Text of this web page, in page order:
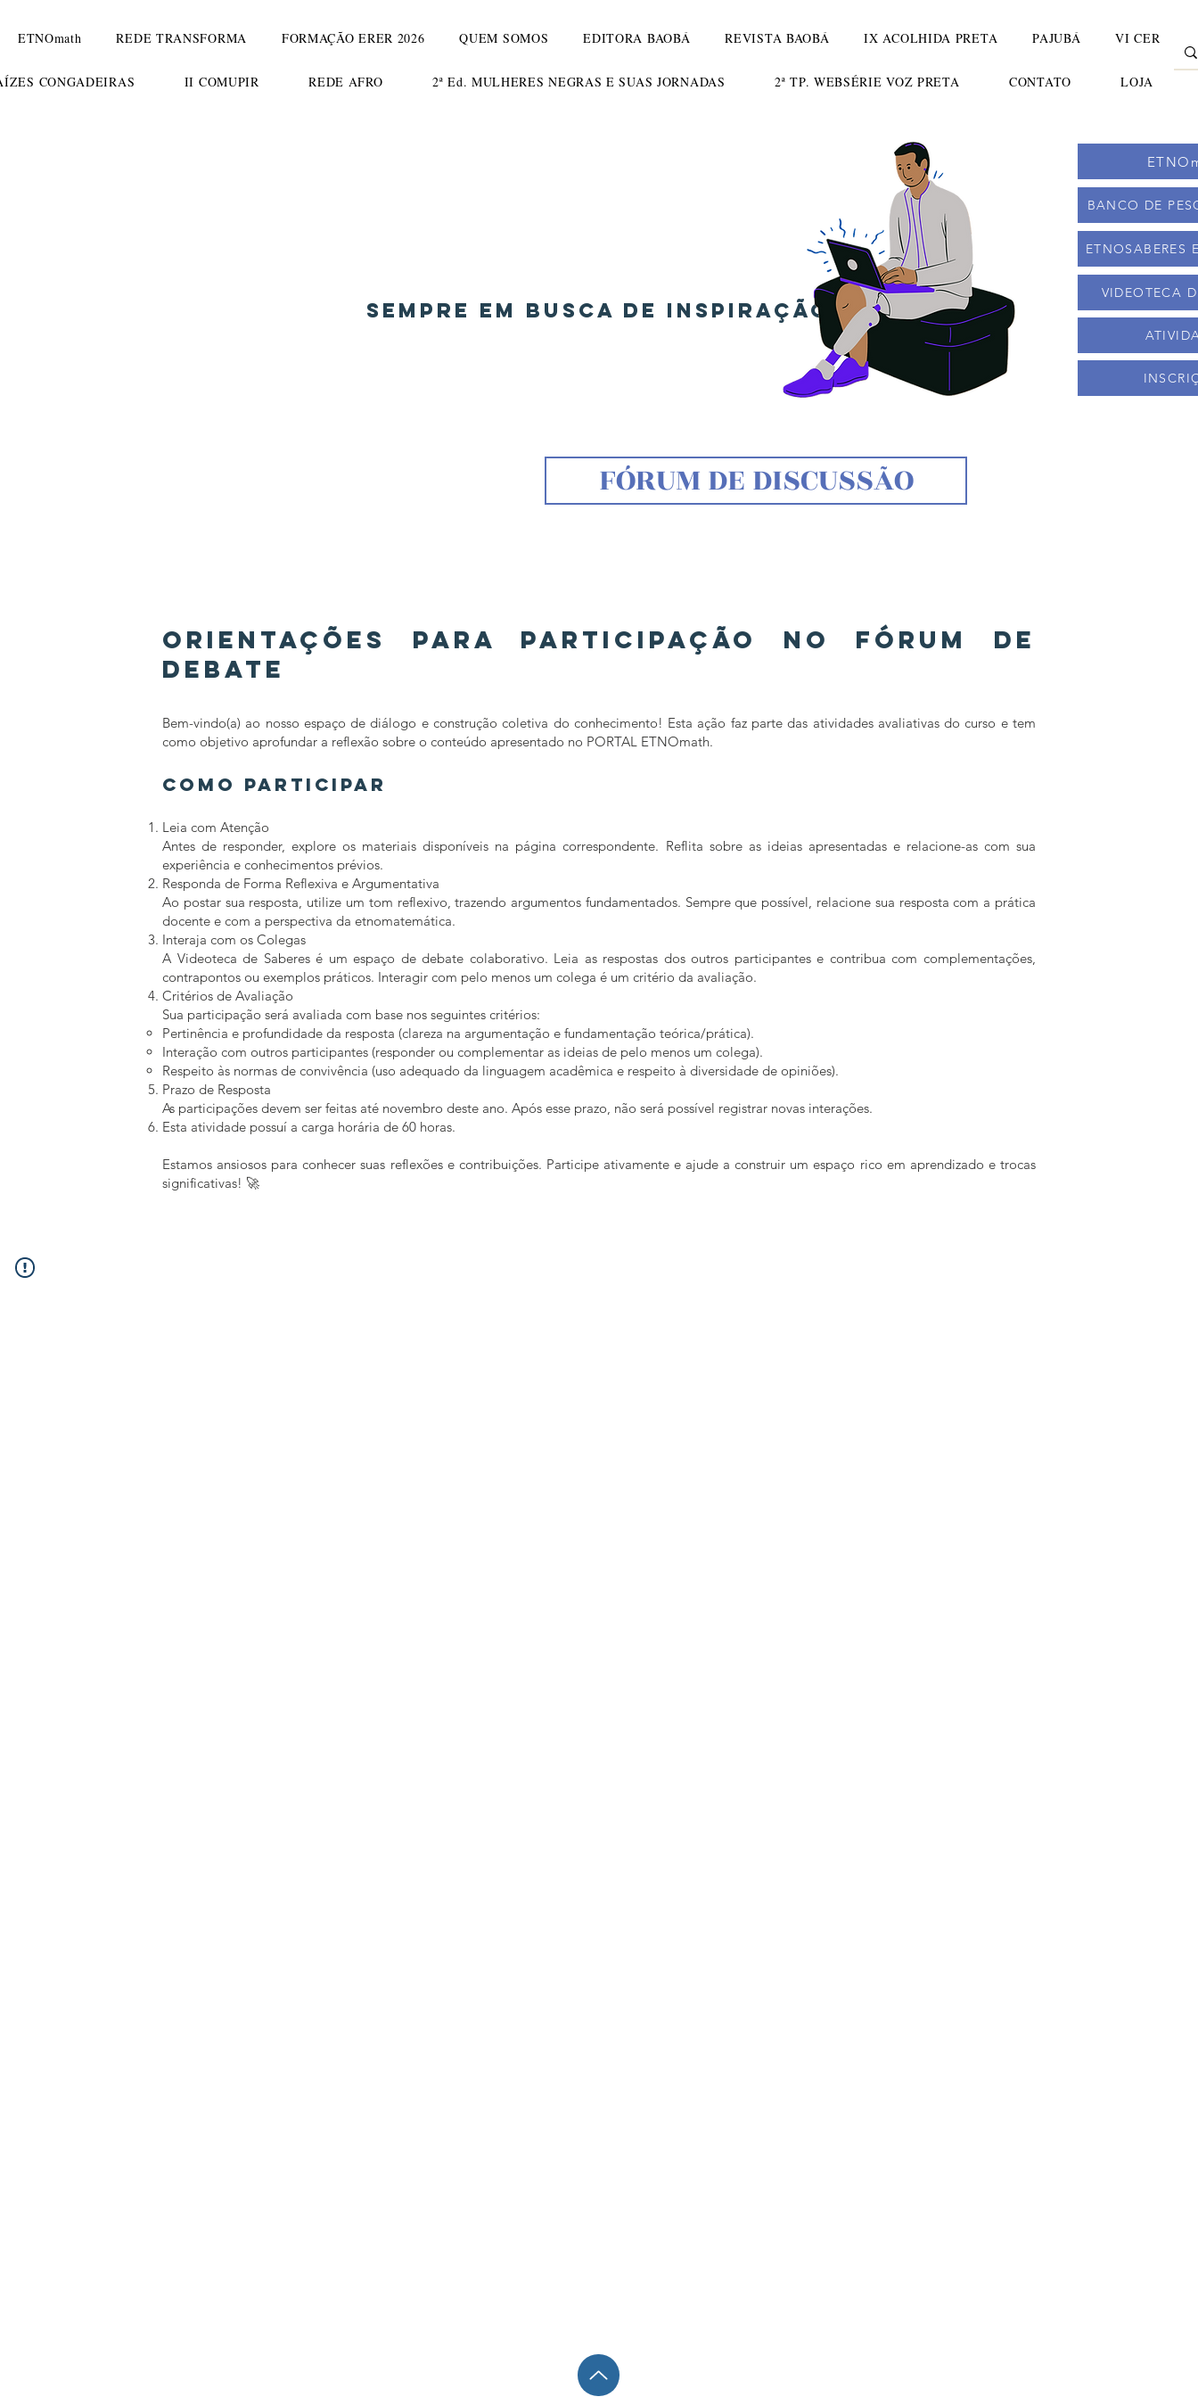
ETNOmath REDE TRANSFORMA FORMAÇÃO ERER 2026 QUEM SOMOS EDITORA BAOBÁ REVISTA BAOBÁ IX ACOLHIDA PRETA PAJUBÁ VI CER
CONGADEIRAS II COMUPIR REDE AFRO 2ª Ed. MULHERES NEGRAS E SUAS JORNADAS 2ª TP. WEBSÉRIE VOZ PRETA CONTATO LOJA
Sempre em busca de inspiração
BANCO DE
ETNOSABERES
VIDEOTECA
FÓRUM DE DISCUSSÃO
Orientações para Participação no Fórum de
Debate
Bem-vindo(a) ao nosso espaço de diálogo e construção coletiva do conhecimento! Esta ação faz parte das atividades avaliativas do curso e tem
como objetivo aprofundar a reflexão sobre o conteúdo apresentado no PORTAL ETNOmath.
Como Participar
Leia com Atenção
Antes de responder, explore os materiais disponíveis na página correspondente. Reflita sobre as ideias apresentadas e relacione-as com sua
experiência e conhecimentos prévios.
Responda de Forma Reflexiva e Argumentativa
Ao postar sua resposta, utilize um tom reflexivo, trazendo argumentos fundamentados. Sempre que possível, relacione sua resposta com a prática
docente e com a perspectiva da etnomatemática.
Interaja com os Colegas
A Videoteca de Saberes é um espaço de debate colaborativo. Leia as respostas dos outros participantes e contribua com complementações,
contrapontos ou exemplos práticos. Interagir com pelo menos um colega é um critério da avaliação.
Critérios de Avaliação
Sua participação será avaliada com base nos seguintes critérios:
Pertinência e profundidade da resposta (clareza na argumentação e fundamentação teórica/prática).
Interação com outros participantes (responder ou complementar as ideias de pelo menos um colega).
Respeito às normas de convivência (uso adequado da linguagem acadêmica e respeito à diversidade de opiniões).
Prazo de Resposta
As participações devem ser feitas até novembro deste ano. Após esse prazo, não será possível registrar novas interações.
Esta atividade possuí a carga horária de 60 horas.
Estamos ansiosos para conhecer suas reflexões e contribuições. Participe ativamente e ajude a construir um espaço rico em aprendizado e trocas
significativas! 🚀